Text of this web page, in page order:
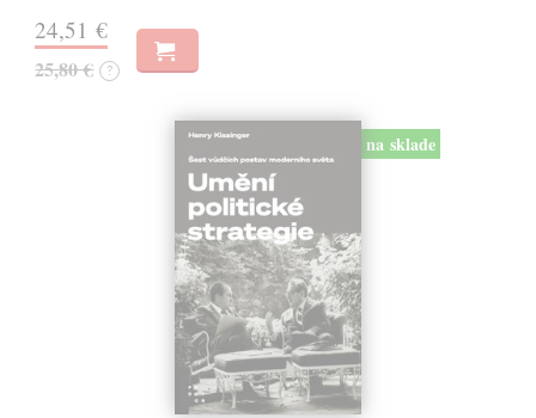
24,51 €
25,80 € ?
na sklade